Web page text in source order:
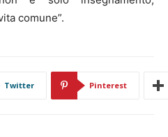
comune”.
Twitter Pinterest